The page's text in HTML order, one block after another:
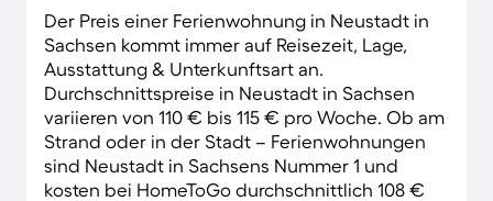
Der Preis einer Ferienwohnung in Neustadt in
Sachsen kommt immer auf Reisezeit, Lage,
Ausstattung & Unterkunftsart an.
Durchschnittspreise in Neustadt in Sachsen
variieren von 110 € bis 115 € pro Woche. Ob am
Strand oder in der Stadt – Ferienwohnungen
sind Neustadt in Sachsens Nummer 1 und
kosten bei HomeToGo durchschnittlich 108 €